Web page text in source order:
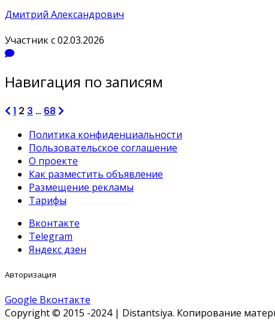
Дмитрий Александрович
Участник с 02.03.2026
Навигация по записям
1 2 3 … 68
Политика конфиденциальности
Пользовательское соглашение
О проекте
Как разместить объявление
Размещение рекламы
Тарифы
Вконтакте
Telegram
Яндекс дзен
Авторизация
Google Вконтакте
Copyright © 2015 -2024 | Distantsiya. Копирование